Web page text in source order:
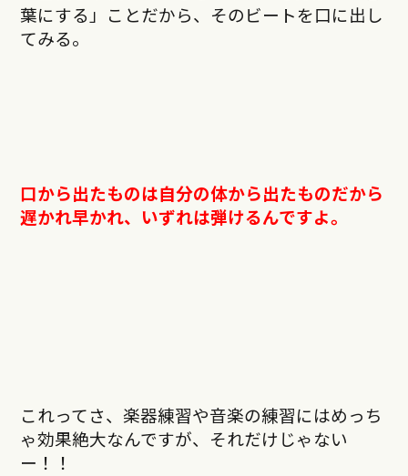
葉にする」ことだから、そのビートを口に出し
てみる。
口から出たものは自分の体から出たものだから
遅かれ早かれ、いずれは弾けるんですよ。
これってさ、楽器練習や音楽の練習にはめっち
ゃ効果絶大なんですが、それだけじゃない
ー！！